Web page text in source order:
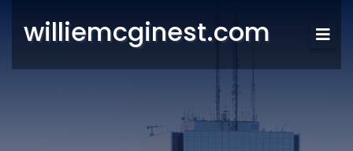
williemcginest.com